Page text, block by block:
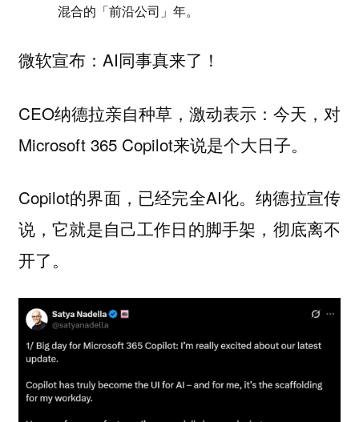
混合的「前沿公司」年。
微软宣布：AI同事真来了！
CEO纳德拉亲自种草，激动表示：今天，对
Microsoft 365 Copilot来说是个大日子。
Copilot的界面，已经完全AI化。纳德拉宣传
说，它就是自己工作日的脚手架，彻底离不
开了。